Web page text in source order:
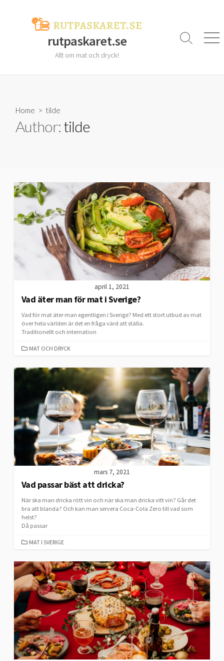
rutpaskaret.se
Allt om mat och dryck!
Search
Home > tilde
Author:tilde
april 1, 2021
Vad äter man för mat i Sverige?
Vad för mat äter man egentligen i Sverige? Med ett stort utbud av mat
över hela världen är det en fråga värd att ställa.
Traditionellt och internation
CATEGORIES
MAT OCH DRYCK
mars 7, 2021
Vad passar bäst att dricka?
När ska man dricka rött vin och när ska man dricka vitt vin? Går det
bra att blanda? Och kan man servera Coca-Cola Zero till vad som
helst?
Då passar
CATEGORIES
MAT I SVERIGE